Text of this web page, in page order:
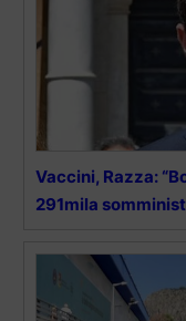
Vaccini, Razza:
291mila